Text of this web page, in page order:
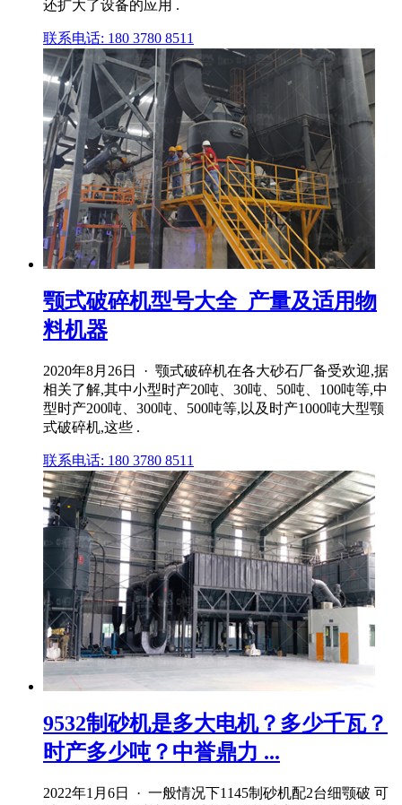
还扩大了设备的应用 .
联系电话: 180 3780 8511
颚式破碎机型号大全_产量及适用物
料机器
2020年8月26日 · 颚式破碎机在各大砂石厂备受欢迎,据
相关了解,其中小型时产20吨、30吨、50吨、100吨等,中
型时产200吨、300吨、500吨等,以及时产1000吨大型颚
式破碎机,这些 .
联系电话: 180 3780 8511
9532制砂机是多大电机？多少千瓦？
时产多少吨？中誉鼎力 ...
2022年1月6日 · 一般情况下1145制砂机配2台细颚破 可